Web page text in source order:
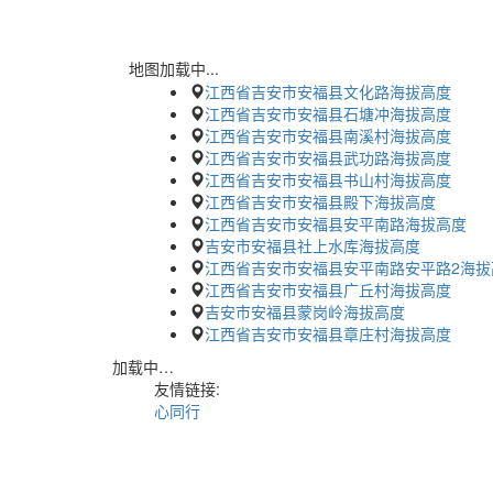
地图加载中...
江西省吉安市安福县文化路海拔高度
江西省吉安市安福县石塘冲海拔高度
江西省吉安市安福县南溪村海拔高度
江西省吉安市安福县武功路海拔高度
江西省吉安市安福县书山村海拔高度
江西省吉安市安福县殿下海拔高度
江西省吉安市安福县安平南路海拔高度
吉安市安福县社上水库海拔高度
江西省吉安市安福县安平南路安平路2海
江西省吉安市安福县广丘村海拔高度
吉安市安福县蒙岗岭海拔高度
江西省吉安市安福县章庄村海拔高度
加载中…
友情链接:
心同行